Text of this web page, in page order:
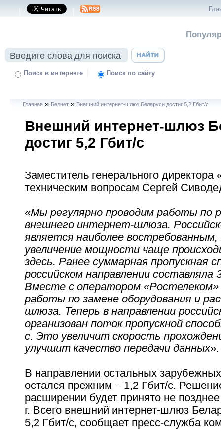
| |
Поиск в интернете | Поиск по сайту
Главная » Белнет » Внешний интернет-шлюз Беларуси достиг 5,2 Гбит/с
Внешний интернет-шлюз
достиг 5,2 Гбит/с
Заместитель генерального директора
техническим вопросам Сергей
«Мы регулярно проводим работы по
внешнего интернет-шлюза.
является наиболее
увеличение мощности чаще
здесь. Ранее суммарная пропускная
российском направлении составляла
Вместе с оператором «Ростелеком»
работы по замене оборудования и
шлюза. Теперь в направлении
организован поток пропускной
с. Это увеличит скорость
улучшит качество передачи данных».
В направлении остальных
остался прежним – 1,2 Гбит/с.
расширении будет принято не
г. Всего внешний интернет-шлюз
5,2 Гбит/с, сообщает пресс-служба